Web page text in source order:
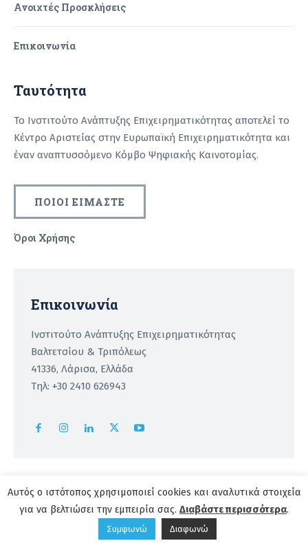
Ανοιχτές Προσκλήσεις
Επικοινωνία
Ταυτότητα
Το Ινστιτούτο Ανάπτυξης Επιχειρηματικότητας αποτελεί το
Κέντρο Αριστείας στην Ευρωπαϊκή Επιχειρηματικότητα και
έναν αναπτυσσόμενο Κόμβο Ψηφιακής Καινοτομίας.
ΠΟΙΟΙ ΕΙΜΑΣΤΕ
Όροι Χρήσης
Επικοινωνία
Ινστιτούτο Ανάπτυξης Επιχειρηματικότητας
Βαλτετσίου & Τριπόλεως
41336, Λάρισα, Ελλάδα
Τηλ: +30 2410 626943
Copyright 2026 | powered byInstitute of Entrepreneurship
Development
Αυτός ο ιστότοπος χρησιμοποιεί cookies και αναλυτικά στοιχεία
για να βελτιώσει την εμπειρία σας. Διαβάστε περισσότερα.
Συμφωνώ Διαφωνώ